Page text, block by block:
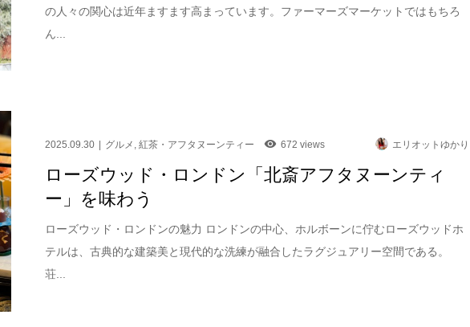
の人々の関心は近年ますます高まっています。ファーマーズマーケットではもちろ
ん...
2025.09.30 グルメ ,紅茶・アフタヌーンティー 672 views エリオットゆかり
ローズウッド・ロンドン「北斎アフタヌーンティ
ー」を味わう
ローズウッド・ロンドンの魅力 ロンドンの中心、ホルボーンに佇むローズウッドホ
テルは、古典的な建築美と現代的な洗練が融合したラグジュアリー空間である。
荘...